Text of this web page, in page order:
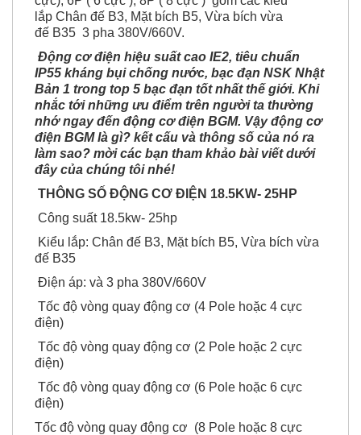
lắp Chân đế B3, Mặt bích B5, Vừa bích vừa
đế B35 3 pha 380V/660V.
Động cơ điện hiệu suất cao IE2, tiêu chuẩn
IP55 kháng bụi chống nước, bạc đạn NSK Nhật
Bản 1 trong top 5 bạc đạn tốt nhất thế giới. Khi
nhắc tới những ưu điểm trên người ta thường
nhớ ngay đến động cơ điện BGM. Vậy động cơ
điện BGM là gì? kết cấu và thông số của nó ra
làm sao? mời các bạn tham khảo bài viết dưới
đây của chúng tôi nhé!
THÔNG SỐ ĐỘNG CƠ ĐIỆN 18.5KW- 25HP
Công suất 18.5kw- 25hp
Kiểu lắp: Chân đế B3, Mặt bích B5, Vừa bích vừa
đế B35
Điện áp: và 3 pha 380V/660V
Tốc độ vòng quay động cơ (4 Pole hoặc 4 cực
điện)
Tốc độ vòng quay động cơ (2 Pole hoặc 2 cực
điện)
Tốc độ vòng quay động cơ (6 Pole hoặc 6 cực
điện)
Tốc độ vòng quay động cơ (8 Pole hoặc 8 cực